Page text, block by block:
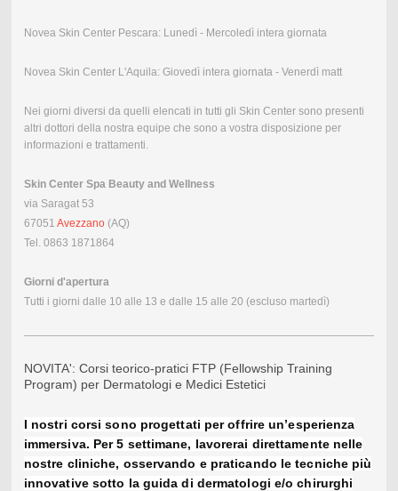
Novea Skin Center Pescara: Lunedì - Mercoledì intera giornata
Novea Skin Center L'Aquila: Giovedì intera giornata - Venerdì matt
Nei giorni diversi da quelli elencati in tutti gli Skin Center sono presenti
altri dottori della nostra equipe che sono a vostra disposizione per
informazioni e trattamenti.
Skin Center Spa Beauty and Wellness
via Saragat 53
67051 Avezzano(AQ)
Tel. 0863 1871864
Giorni d'apertura
Tutti i giorni dalle 10 alle 13 e dalle 15 alle 20 (escluso martedì)
NOVITA': Corsi teorico-pratici FTP (Fellowship Training
Program) per Dermatologi e Medici Estetici
I nostri corsi sono progettati per offrire un’esperienza
immersiva. Per 5 settimane, lavorerai direttamente nelle
nostre cliniche, osservando e praticando le tecniche più
innovative sotto la guida di dermatologi e/o chirurghi